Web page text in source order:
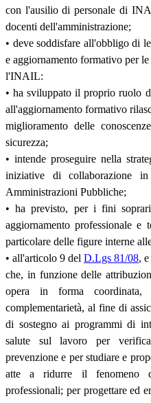
con l'ausilio di personale di
docenti dell'amministrazione;
• deve soddisfare all'obbligo di
e aggiornamento formativo per
l'INAIL:
• ha sviluppato il proprio ruolo
all'aggiornamento formativo
miglioramento delle
sicurezza;
• intende proseguire nella
iniziative di collaborazione
Amministrazioni Pubbliche;
• ha previsto, per i fini
aggiornamento professionale
particolare delle figure interne
• all'articolo 9 del D.Lgs 81/08,
che, in funzione delle
opera in forma
complementarietà, al fine di
di sostegno ai programmi di
salute sul lavoro per
prevenzione e per studiare e
atte a ridurre il fenomeno
professionali; per progettare ed